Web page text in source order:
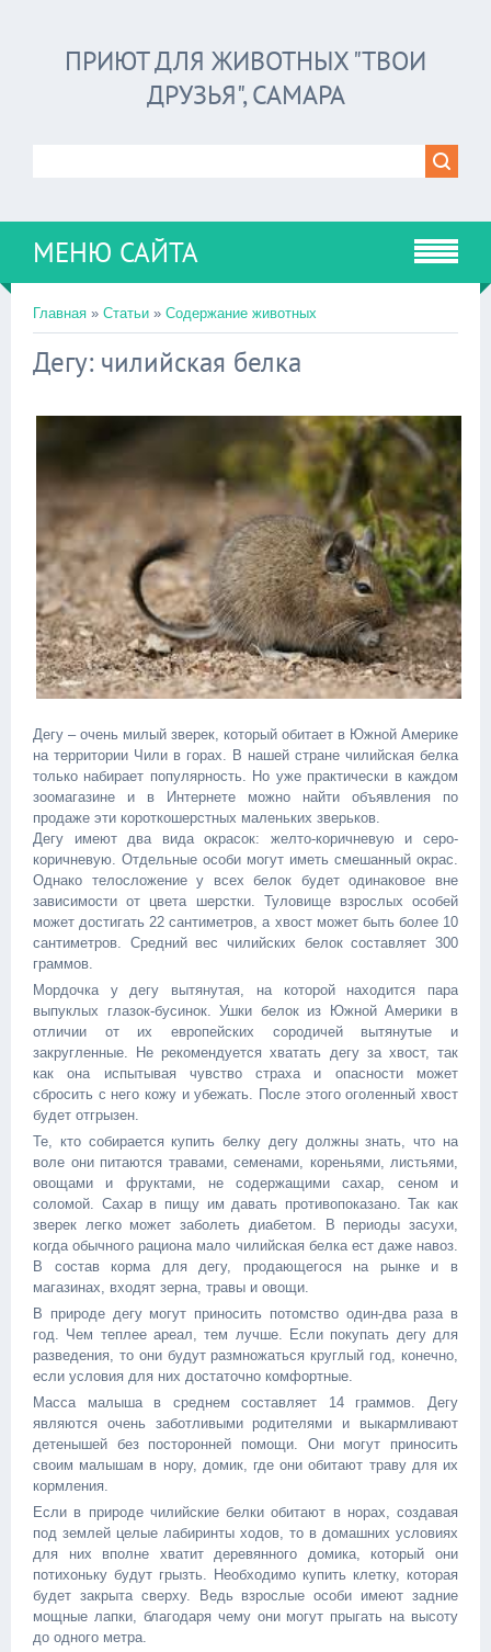
ПРИЮТ ДЛЯ ЖИВОТНЫХ "ТВОИ
ДРУЗЬЯ", САМАРА
МЕНЮ САЙТА
Главная » Статьи » Содержание животных
Дегу: чилийская белка
Дегу – очень милый зверек, который обитает в Южной Америке
на территории Чили в горах. В нашей стране чилийская белка
только набирает популярность. Но уже практически в каждом
зоомагазине и в Интернете можно найти объявления по
продаже эти короткошерстных маленьких зверьков.
Дегу имеют два вида окрасок: желто-коричневую и серо-
коричневую. Отдельные особи могут иметь смешанный окрас.
Однако телосложение у всех белок будет одинаковое вне
зависимости от цвета шерстки. Туловище взрослых особей
может достигать 22 сантиметров, а хвост может быть более 10
сантиметров. Средний вес чилийских белок составляет 300
граммов.
Мордочка у дегу вытянутая, на которой находится пара
выпуклых глазок-бусинок. Ушки белок из Южной Америки в
отличии от их европейских сородичей вытянутые и
закругленные. Не рекомендуется хватать дегу за хвост, так
как она испытывая чувство страха и опасности может
сбросить с него кожу и убежать. После этого оголенный хвост
будет отгрызен.
Те, кто собирается купить белку дегу должны знать, что на
воле они питаются травами, семенами, кореньями, листьями,
овощами и фруктами, не содержащими сахар, сеном и
соломой. Сахар в пищу им давать противопоказано. Так как
зверек легко может заболеть диабетом. В периоды засухи,
когда обычного рациона мало чилийская белка ест даже навоз.
В состав корма для дегу, продающегося на рынке и в
магазинах, входят зерна, травы и овощи.
В природе дегу могут приносить потомство один-два раза в
год. Чем теплее ареал, тем лучше. Если покупать дегу для
разведения, то они будут размножаться круглый год, конечно,
если условия для них достаточно комфортные.
Масса малыша в среднем составляет 14 граммов. Дегу
являются очень заботливыми родителями и выкармливают
детенышей без посторонней помощи. Они могут приносить
своим малышам в нору, домик, где они обитают траву для их
кормления.
Если в природе чилийские белки обитают в норах, создавая
под землей целые лабиринты ходов, то в домашних условиях
для них вполне хватит деревянного домика, который они
потихоньку будут грызть. Необходимо купить клетку, которая
будет закрыта сверху. Ведь взрослые особи имеют задние
мощные лапки, благодаря чему они могут прыгать на высоту
до одного метра.